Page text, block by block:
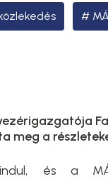
meg a
és a